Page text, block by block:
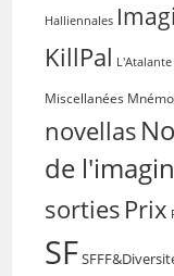
Halliennales
KillPal L'Atalante
Miscellanées
novellas
de
sorties Prix
SF